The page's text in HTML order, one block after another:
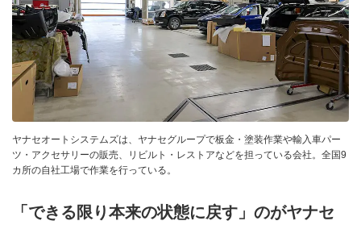
ヤナセオートシステムズは、ヤナセグループで板金・塗装作業や輸入車パー
ツ・アクセサリーの販売、リビルト・レストアなどを担っている会社。全国9
カ所の自社工場で作業を行っている。
「できる限り本来の状態に戻す」のがヤナセ